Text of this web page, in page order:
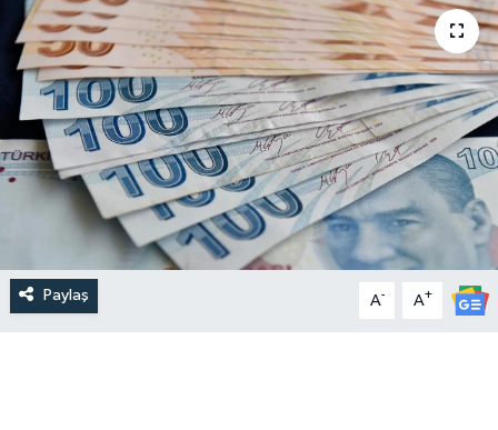
Paylaş A- A+